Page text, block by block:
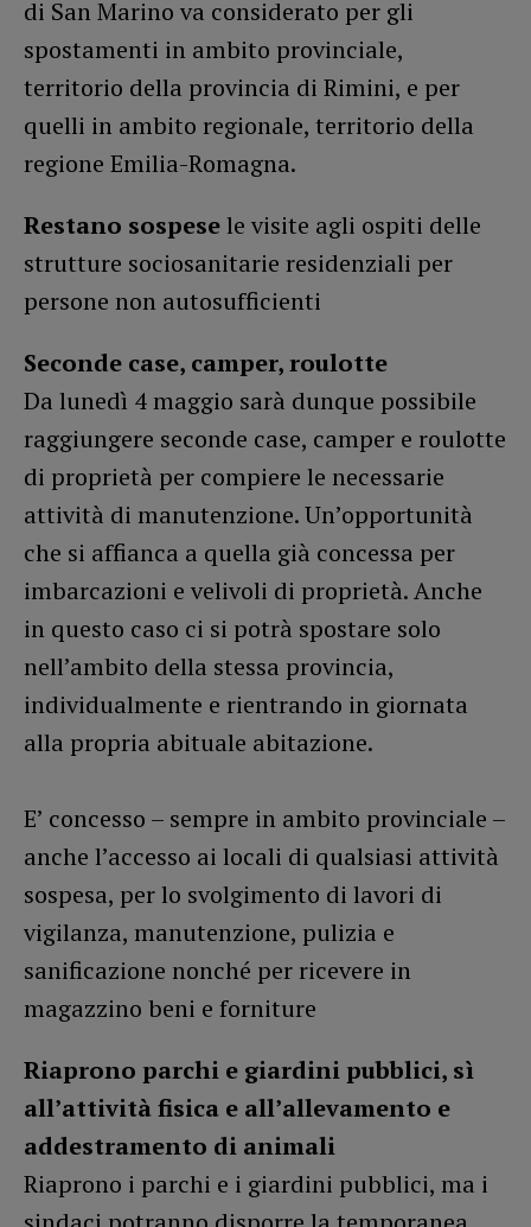
di San Marino va considerato per gli
spostamenti in ambito provinciale,
territorio della provincia di Rimini, e per
quelli in ambito regionale, territorio della
regione Emilia-Romagna.
Restano sospesele visite agli ospiti delle
strutture sociosanitarie residenziali per
persone non autosufficienti
Seconde case, camper, roulotte
Da lunedì 4 maggio sarà dunque possibile
raggiungere seconde case, camper e roulotte
di proprietà per compiere le necessarie
attività di manutenzione. Un’opportunità
che si affianca a quella già concessa per
imbarcazioni e velivoli di proprietà. Anche
in questo caso ci si potrà spostare solo
nell’ambito della stessa provincia,
individualmente e rientrando in giornata
alla propria abituale abitazione.
E’ concesso – sempre in ambito provinciale –
anche l’accesso ai locali di qualsiasi attività
sospesa, per lo svolgimento di lavori di
vigilanza, manutenzione, pulizia e
sanificazione nonché per ricevere in
magazzino beni e forniture
Riaprono parchi e giardini pubblici, sì
all’attività fisica e all’allevamento e
addestramento di animali
Riaprono i parchi e i giardini pubblici, ma i